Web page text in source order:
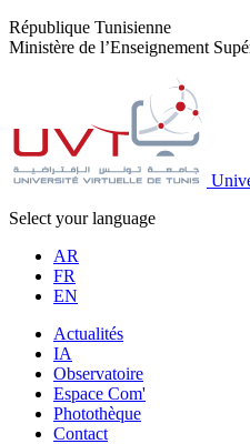
République Tunisienne
Ministère de l’Enseignement
Select your language
AR
FR
EN
Actualités
IA
Observatoire
Espace Com'
Photothèque
Contact